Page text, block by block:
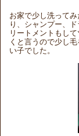
お家で少し洗って
り、シャンプー、
リートメントもし
くと言うので少し
い子でした。